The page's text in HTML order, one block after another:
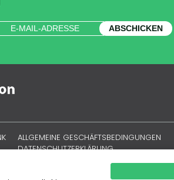
ABSCHICKEN
ALLGEMEINE GESCHÄFTSBEDINGUNGEN
DATENSCHUTZERKLÄRUNG